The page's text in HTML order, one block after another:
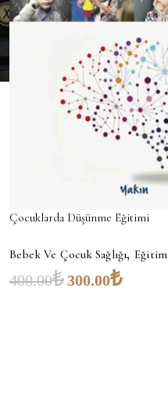
Çocuklarda Düşünme Eğitimi
Bebek Ve Çocuk Sağlığı, Eğitim
400.00₺300.00₺